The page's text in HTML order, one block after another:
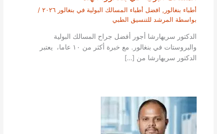
أطباء بنغالور , افضل أطباء المسالك البولية في بنغالور ٢٠٢٦
/
بواسطة المرشد للتنسيق الطبي
الدكتور سريهارشا أجور أفضل جراح المسالك البولية
والبروستات في بنغالور. مع خبرة أكثر من ١٠ عاما، يعتبر
الدكتور سريهارشا من […]